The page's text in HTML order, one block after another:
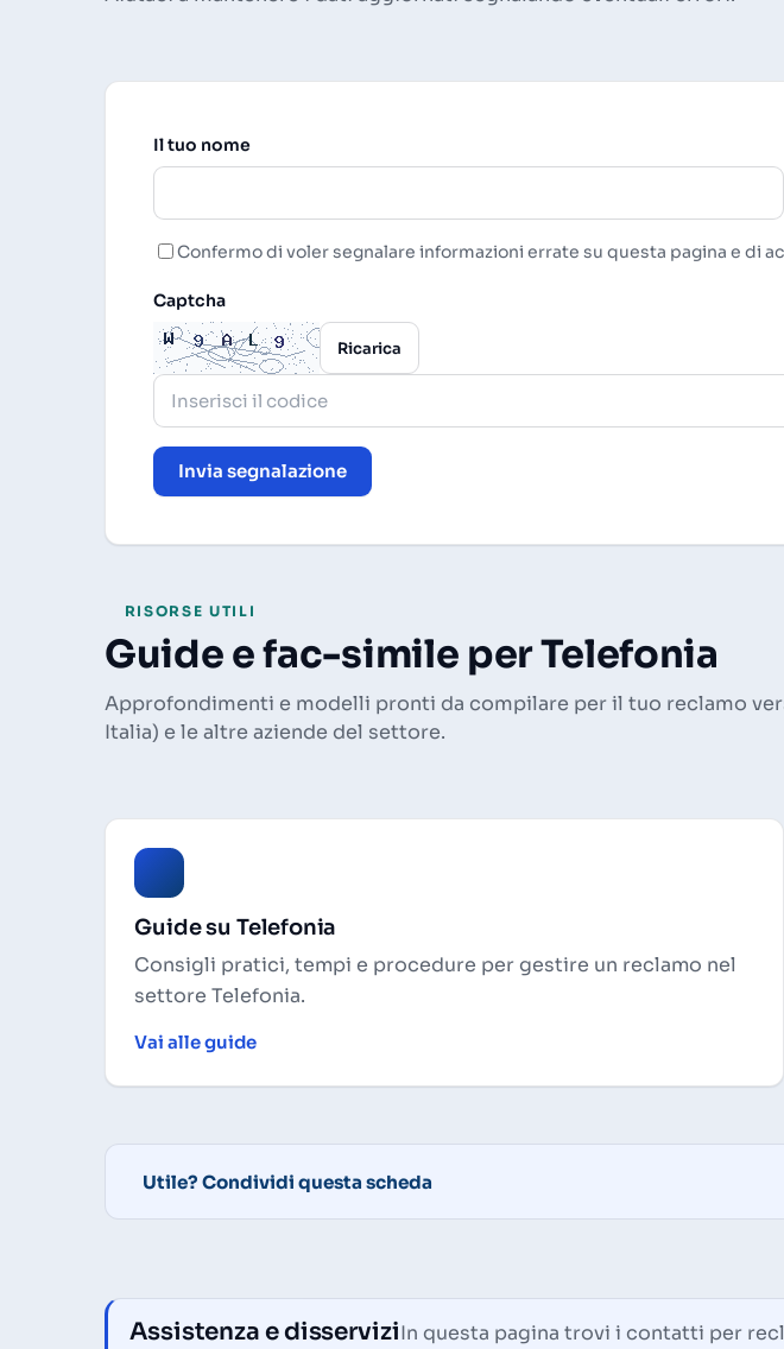
Il tuo nome
Confermo di voler segnalare informazioni errate su questa pagina e di
Captcha
Ricarica
Invia segnalazione
RISORSE UTILI
Guide e fac-simile per Telefonia
Approfondimenti e modelli pronti da compilare per il tuo reclamo
Italia) e le altre aziende del settore.
Guide su Telefonia
Consigli pratici, tempi e procedure per gestire un reclamo nel
settore Telefonia.
Vai alle guide
Utile? Condividi questa scheda
Assistenza e disserviziIn questa pagina trovi i contatti per